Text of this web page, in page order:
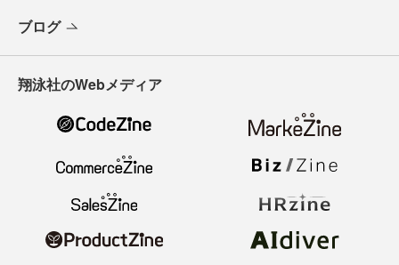
ブログ
翔泳社のWebメディア